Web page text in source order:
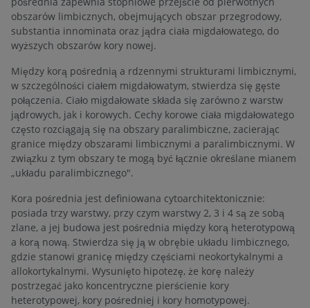
obszarów limbicznych, obejmujących obszar przegrodowy,
substantia innominata oraz jądra ciała migdałowatego, do
wyższych obszarów kory nowej.
Między korą pośrednią a rdzennymi strukturami limbicznymi,
w szczególności ciałem migdałowatym, stwierdza się gęste
połączenia. Ciało migdałowate składa się zarówno z warstw
jądrowych, jak i korowych. Cechy korowe ciała migdałowatego
często rozciągają się na obszary paralimbiczne, zacierając
granice między obszarami limbicznymi a paralimbicznymi. W
związku z tym obszary te mogą być łącznie określane mianem
„układu paralimbicznego".
Kora pośrednia jest definiowana cytoarchitektonicznie:
posiada trzy warstwy, przy czym warstwy 2, 3 i 4 są ze sobą
zlane, a jej budowa jest pośrednia między korą heterotypową
a korą nową. Stwierdza się ją w obrębie układu limbicznego,
gdzie stanowi granicę między częściami neokortykalnymi a
allokortykalnymi. Wysunięto hipotezę, że korę należy
postrzegać jako koncentryczne pierścienie kory
heterotypowej, kory pośredniej i kory homotypowej.